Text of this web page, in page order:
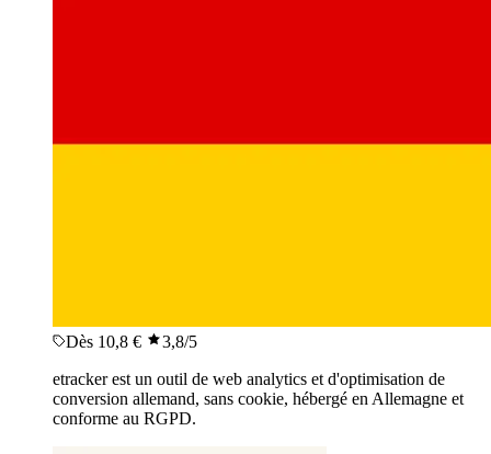
Dès 10,8 € 3,8/5
etracker est un outil de web analytics et d'optimisation de
conversion allemand, sans cookie, hébergé en Allemagne et
conforme au RGPD.